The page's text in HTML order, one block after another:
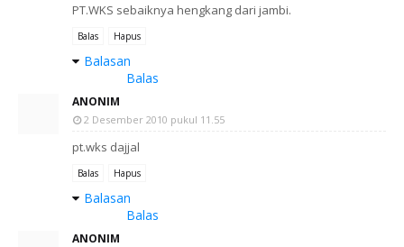
PT.WKS sebaiknya hengkang dari jambi.
Balas Hapus
Balasan
Balas
ANONIM
2 Desember 2010 pukul 11.55
pt.wks dajjal
Balas Hapus
Balasan
Balas
ANONIM